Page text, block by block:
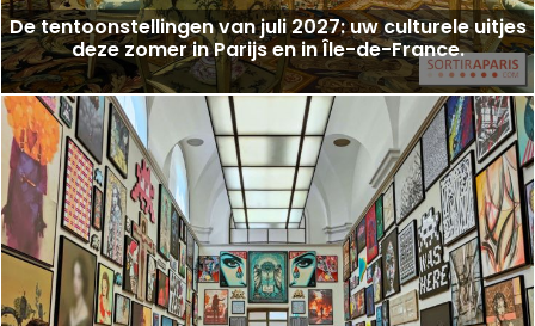
De tentoonstellingen van juli 2027: uw culturele uitjes
deze zomer in Parijs en in Île-de-France.